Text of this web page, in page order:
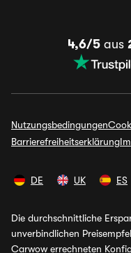
4,6/5 aus
Nutzungsbedingungen
Barrierefreiheitserklärung
DE UK ES
Die durchschnittliche
unverbindlichen
Carwow errechneten